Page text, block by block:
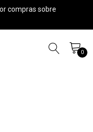
compras sobre
0